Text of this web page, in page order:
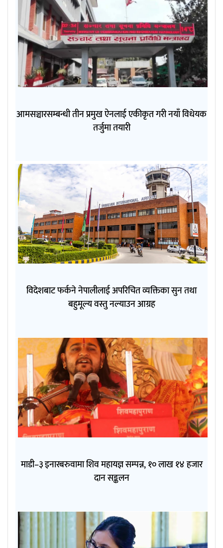
आमसञ्चारसम्बन्धी तीन प्रमुख ऐनलाई एकीकृत गरी नयाँ विधेयक
तर्जुमा तयारी
विदेशबाट फर्कने नेपालीलाई अपरिचित व्यक्तिका सुन तथा
बहुमूल्य वस्तु नल्याउन आग्रह
माडी–३ इनारबरुवामा शिव महायज्ञ सम्पन्न, १० लाख १४ हजार
दान सङ्कलन